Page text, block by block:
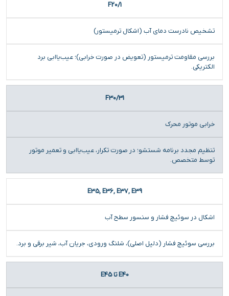
F20/1
تشخیص نادرست دمای آب (اشکال ترمیستور)
بررسی مقاومت ترمیستور (تعویض در صورت خرابی)؛ عیب‌یاابی برد
الکتریکی.
F30/31
خرابی موتور محرک
تنظیم مجدد برنامه شستشو؛ در صورت تکرار، عیب‌یاابی و تعمیر موتور
توسط متخصص.
E35, E36, E37, E39
اشکال در سوئیچ فشار و سنسور سطح آب
بررسی سوئیچ فشار (دلیل اصلی)، شلنگ ورودی، جریان آب، شیر برقی و برد.
E40 تا E45